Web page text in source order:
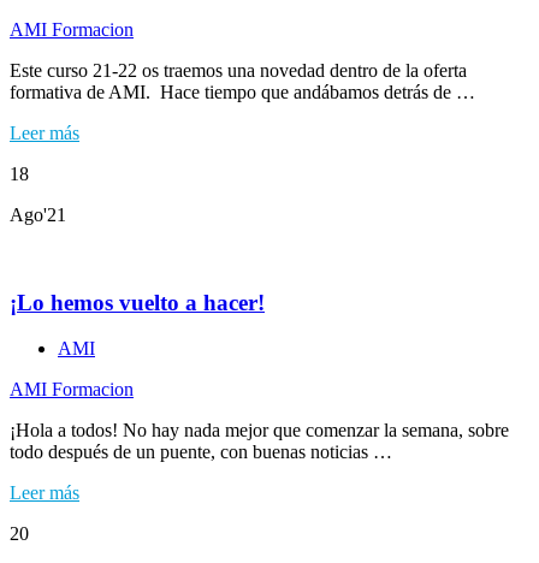
AMI Formacion
Este curso 21-22 os traemos una novedad dentro de la oferta
formativa de AMI. Hace tiempo que andábamos detrás de …
Leer más
18
Ago'21
¡Lo hemos vuelto a hacer!
AMI
AMI Formacion
¡Hola a todos! No hay nada mejor que comenzar la semana, sobre
todo después de un puente, con buenas noticias …
Leer más
20